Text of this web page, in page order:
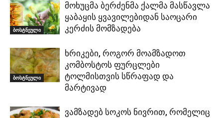
ბოსტნეული
მოხუცმა ბერძენმა ქალმა მასწავლა
ყაბაყის ყვავილებიდან საოცარი
კერძის მომზადება
ბოსტნეული
ხრიკები, როგორ მოამზადოთ
კომბოსტოს ფურცლები
ტოლმისთვის სწრაფად და
მარტივად
ვამზადებ სოკოს ნივრით, რომელიც